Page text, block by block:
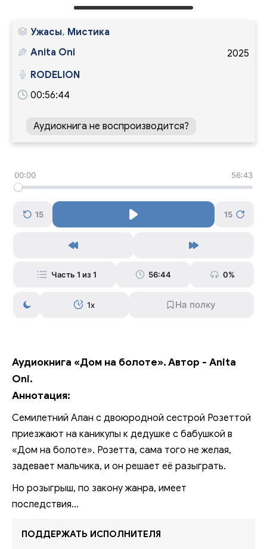
Ужасы, Мистика
2025
Anita Oni
RODELION
00:56:44
Аудиокнига не воспроизводится?
00:00 56:43
15 15
Часть 1 из 1 56:44 0%
1x
Аудиокнига «Дом на болоте». Автор - Anita
Oni.
Аннотация:
Семилетний Алан с двоюродной сестрой Розеттой
приезжают на каникулы к дедушке с бабушкой в
«Дом на болоте». Розетта, сама того не желая,
задевает мальчика, и он решает её разыграть.
Но розыгрыш, по закону жанра, имеет
последствия…
ПОДДЕРЖАТЬ ИСПОЛНИТЕЛЯ